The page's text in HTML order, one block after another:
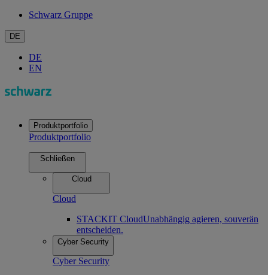
Schwarz Gruppe
DE
DE
EN
Produktportfolio
Produktportfolio
Schließen
Cloud
Cloud
STACKIT CloudUnabhängig agieren, souverän
entscheiden.
Cyber Security
Cyber Security